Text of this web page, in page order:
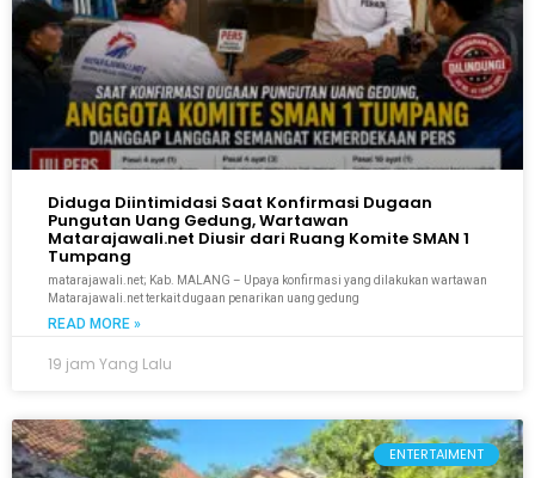
Diduga Diintimidasi Saat Konfirmasi Dugaan
Pungutan Uang Gedung, Wartawan
Matarajawali.net Diusir dari Ruang Komite SMAN 1
Tumpang
matarajawali.net; Kab. MALANG – Upaya konfirmasi yang dilakukan wartawan
Matarajawali.net terkait dugaan penarikan uang gedung
READ MORE »
19 jam Yang Lalu
ENTERTAIMENT